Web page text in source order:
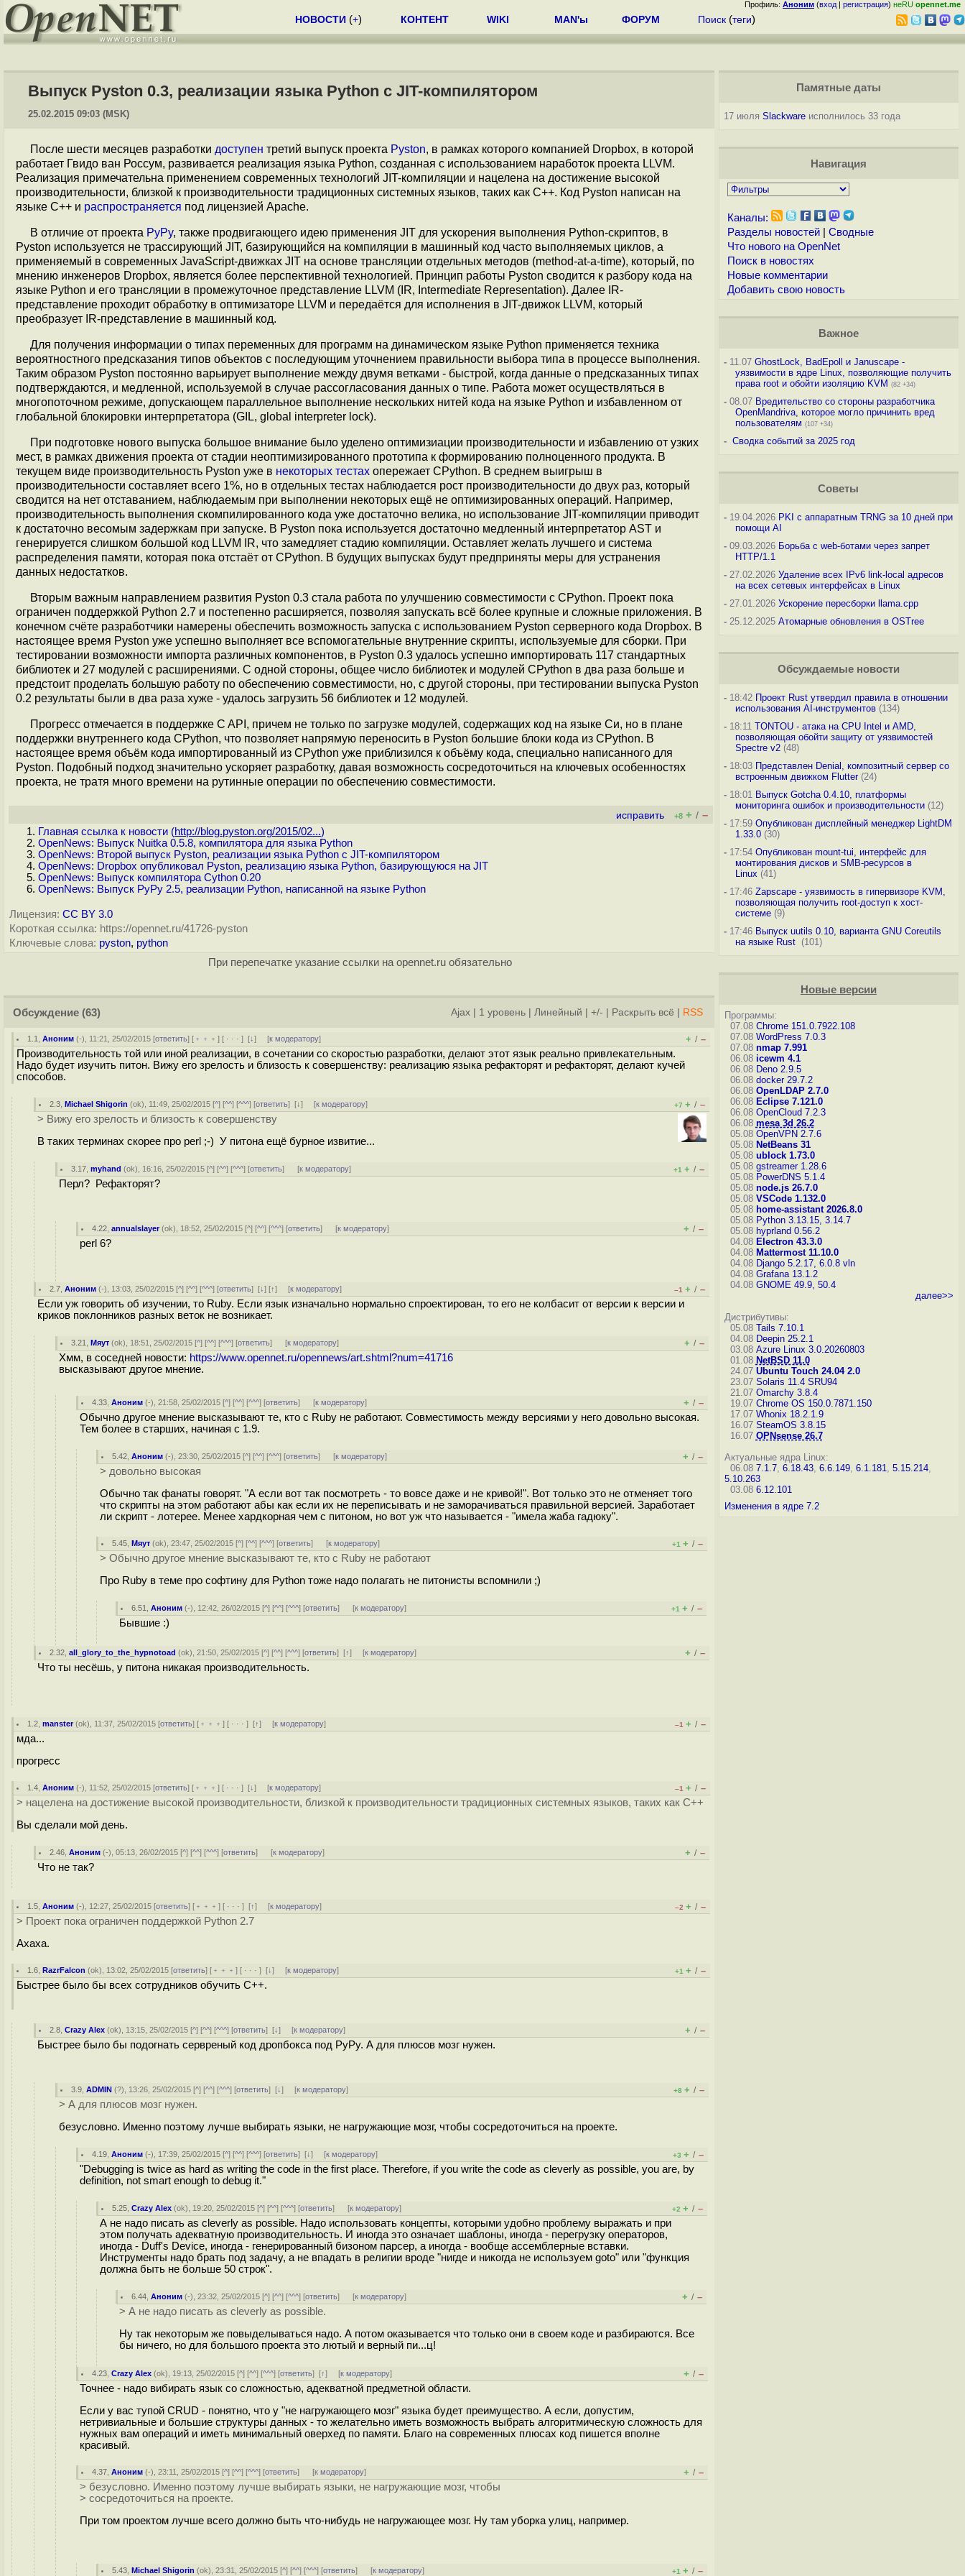
Профиль: Аноним (вход | регистрация) неRU opennet.me
НОВОСТИ (+) КОНТЕНТ WIKI MAN'ы ФОРУМ Поиск (теги)
Выпуск Pyston 0.3, реализации языка Python с JIT-компилятором
25.02.2015 09:03 (MSK)
После шести месяцев разработки доступен третий выпуск проекта Pyston, в рамках которого компанией Dropbox, в которой
работает Гвидо ван Россум, развивается реализация языка Python, созданная с использованием наработок проекта LLVM.
Реализация примечательна применением современных технологий JIT-компиляции и нацелена на достижение высокой
производительности, близкой к производительности традиционных системных языков, таких как C++. Код Pyston написан на
языке C++ и распространяется под лицензией Apache.
В отличие от проекта PyPy, также продвигающего идею применения JIT для ускорения выполнения Python-скриптов, в
Pyston используется не трассирующий JIT, базирующийся на компиляции в машинный код часто выполняемых циклов, а
применяемый в современных JavaScript-движках JIT на основе трансляции отдельных методов (method-at-a-time), который, по
мнению инженеров Dropbox, является более перспективной технологией. Принцип работы Pyston сводится к разбору кода на
языке Python и его трансляции в промежуточное представление LLVM (IR, Intermediate Representation). Далее IR-
представление проходит обработку в оптимизаторе LLVM и передаётся для исполнения в JIT-движок LLVM, который
преобразует IR-представление в машинный код.
Для получения информации о типах переменных для программ на динамическом языке Python применяется техника
вероятностного предсказания типов объектов с последующим уточнением правильности выбора типа в процессе выполнения.
Таким образом Pyston постоянно варьирует выполнение между двумя ветками - быстрой, когда данные о предсказанных типах
подтверждаются, и медленной, используемой в случае рассогласования данных о типе. Работа может осуществляться в
многопоточном режиме, допускающем параллельное выполнение нескольких нитей кода на языке Python и избавленном от
глобальной блокировки интерпретатора (GIL, global interpreter lock).
При подготовке нового выпуска большое внимание было уделено оптимизиации производительности и избавлению от узких
мест, в рамках движения проекта от стадии неоптимизированного прототипа к формированию полноценного продукта. В
текущем виде производительность Pyston уже в некоторых тестах опережает CPython. В среднем выигрыш в
производительности составляет всего 1%, но в отдельных тестах наблюдается рост производительности до двух раз, который
сводится на нет отставанием, наблюдаемым при выполнении некоторых ещё не оптимизированных операций. Например,
производительность выполнения скомпилированного кода уже достаточно велика, но использование JIT-компиляции приводит
к достаточно весомым задержкам при запуске. В Pyston пока используется достаточно медленный интерпретатор AST и
генерируется слишком большой код LLVM IR, что замедляет стадию компиляции. Оставляет желать лучшего и система
распределения памяти, которая пока отстаёт от CPython. В будущих выпусках будут предприняты меры для устранения
данных недостатков.
Вторым важным направлением развития Pyston 0.3 стала работа по улучшению совместимости с CPython. Проект пока
ограничен поддержкой Python 2.7 и постепенно расширяется, позволяя запускать всё более крупные и сложные приложения. В
конечном счёте разработчики намерены обеспечить возможность запуска с использованием Pyston серверного кода Dropbox. В
настоящее время Pyston уже успешно выполняет все вспомогательные внутренние скрипты, используемые для сборки. При
тестировании возможности импорта различных компонентов, в Pyston 0.3 удалось успешно импортировать 117 стандартных
библиотек и 27 модулей с расширениями. С одной стороны, общее число библиотек и модулей CPython в два раза больше и
предстоит проделать большую работу по обеспечению совместимости, но, с другой стороны, при тестировании выпуска Pyston
0.2 результаты были в два раза хуже - удалось загрузить 56 библиотек и 12 модулей.
Прогресс отмечается в поддержке C API, причем не только по загрузке модулей, содержащих код на языке Си, но в плане
поддержки внутреннего кода CPython, что позволяет напрямую переносить в Pyston большие блоки кода из CPython. В
настоящее время объём кода импортированный из CPython уже приблизился к объёму кода, специально написанного для
Pyston. Подобный подход значительно ускоряет разработку, давая возможность сосредоточиться на ключевых особенностях
проекта, не тратя много времени на рутинные операции по обеспечению совместимости.
исправить +8 + / –
Главная ссылка к новости (http://blog.pyston.org/2015/02...)
OpenNews: Выпуск Nuitka 0.5.8, компилятора для языка Python
OpenNews: Второй выпуск Pyston, реализации языка Python с JIT-компилятором
OpenNews: Dropbox опубликовал Pyston, реализацию языка Python, базирующуюся на JIT
OpenNews: Выпуск компилятора Cython 0.20
OpenNews: Выпуск PyPy 2.5, реализации Python, написанной на языке Python
Лицензия: CC BY 3.0
Короткая ссылка: https://opennet.ru/41726-pyston
Ключевые слова: pyston, python
При перепечатке указание ссылки на opennet.ru обязательно
Обсуждение (63) Ajax 1 уровень Линейный +/- Раскрыть всё RSS
1.1 ,Аноним (-), 11:21, 25/02/2015 [ответить] [ ﹢﹢﹢] [ · · ·][↓] [к модератору] + / –
Производительность той или иной реализации, в сочетании со скоростью разработки, делают этот язык реально привлекательным.
Надо будет изучить питон. Вижу его зрелость и близость к совершенству: реализацию языка рефакторят и рефакторят, делают кучей
способов.
2.3 ,Michael Shigorin (ok), 11:49, 25/02/2015 [^] [^^] [^^^] [ответить][↓] [к модератору] +7 + / –
> Вижу его зрелость и близость к совершенству
В таких терминах скорее про perl ;-) У питона ещё бурное извитие...
3.17 ,myhand (ok), 16:16, 25/02/2015 [^] [^^] [^^^] [ответить] [к модератору] +1 + / –
Перл? Рефакторят?
4.22 ,annualslayer(ok), 18:52, 25/02/2015 [^] [^^] [^^^] [ответить] [к модератору] + / –
perl 6?
2.7 ,Аноним (-), 13:03, 25/02/2015 [^] [^^] [^^^] [ответить][↓] [↑] [к модератору] –1 + / –
Если уж говорить об изучении, то Ruby. Если язык изначально нормально спроектирован, то его не колбасит от версии к версии и
криков поклонников разных веток не возникает.
3.21 ,Мяут (ok), 18:51, 25/02/2015 [^] [^^] [^^^] [ответить] [к модератору] + / –
Хмм, в соседней новости: https://www.opennet.ru/opennews/art.shtml?num=41716
высказывают другое мнение.
4.33 ,Аноним (-), 21:58, 25/02/2015 [^] [^^] [^^^] [ответить] [к модератору] + / –
Обычно другое мнение высказывают те, кто с Ruby не работают. Совместимость между версиями у него довольно высокая.
Тем более в старших, начиная с 1.9.
5.42 ,Аноним (-), 23:30, 25/02/2015 [^] [^^] [^^^] [ответить] [к модератору] + / –
> довольно высокая
Обычно так фанаты говорят. "А если вот так посмотреть - то вовсе даже и не кривой!". Вот только это не отменяет того
что скрипты на этом работают абы как если их не переписывать и не заморачиваться правильной версией. Заработает
ли скрипт - лотерее. Менее хардкорная чем с питоном, но вот уж что называется - "имела жаба гадюку".
5.45 ,Мяут (ok), 23:47, 25/02/2015 [^] [^^] [^^^] [ответить] [к модератору] +1 + / –
> Обычно другое мнение высказывают те, кто с Ruby не работают
Про Ruby в теме про софтину для Python тоже надо полагать не питонисты вспомнили ;)
6.51 ,Аноним (-), 12:42, 26/02/2015 [^] [^^] [^^^] [ответить] [к модератору] +1 + / –
Бывшие :)
2.32 ,all_glory_to_the_hypnotoad (ok), 21:50, 25/02/2015 [^] [^^] [^^^] [ответить][↑] [к модератору] + / –
Что ты несёшь, у питона никакая производительность.
1.2 ,manster(ok), 11:37, 25/02/2015 [ответить] [ ﹢﹢﹢] [ · · ·][↑] [к модератору] –1 + / –
мда...
прогресс
1.4 ,Аноним (-), 11:52, 25/02/2015 [ответить] [ ﹢﹢﹢] [ · · ·][↓] [к модератору] –1 + / –
> нацелена на достижение высокой производительности, близкой к производительности традиционных системных языков, таких как C++
Вы сделали мой день.
2.46 ,Аноним (-), 05:13, 26/02/2015 [^] [^^] [^^^] [ответить] [к модератору] + / –
Что не так?
1.5 ,Аноним (-), 12:27, 25/02/2015 [ответить] [ ﹢﹢﹢] [ · · ·][↑] [к модератору] –2 + / –
> Проект пока ограничен поддержкой Python 2.7
Ахаха.
1.6 ,RazrFalcon (ok), 13:02, 25/02/2015 [ответить] [ ﹢﹢﹢] [ · · ·][↓] [к модератору] +1 + / –
Быстрее было бы всех сотрудников обучить С++.
2.8 ,Crazy Alex (ok), 13:15, 25/02/2015 [^] [^^] [^^^] [ответить][↓] [к модератору] + / –
Быстрее было бы подогнать сервреный код дропбокса под PyPy. А для плюсов мозг нужен.
3.9 ,ADMIN (?), 13:26, 25/02/2015 [^] [^^] [^^^] [ответить][↓] [к модератору] +8 + / –
> А для плюсов мозг нужен.
безусловно. Именно поэтому лучше выбирать языки, не нагружающие мозг, чтобы сосредоточиться на проекте.
4.19 ,Аноним (-), 17:39, 25/02/2015 [^] [^^] [^^^] [ответить][↓] [к модератору] +3 + / –
"Debugging is twice as hard as writing the code in the first place. Therefore, if you write the code as cleverly as possible, you are, by
definition, not smart enough to debug it."
5.25 ,Crazy Alex (ok), 19:20, 25/02/2015 [^] [^^] [^^^] [ответить] [к модератору] +2 + / –
А не надо писать as cleverly as possible. Надо использовать концепты, которыми удобно проблему выражать и при
этом получать адекватную производительность. И иногда это означает шаблоны, иногда - перегрузку операторов,
иногда - Duff's Device, иногда - генерированный бизоном парсер, а иногда - вообще ассемблерные вставки.
Инструменты надо брать под задачу, а не впадать в религии вроде "нигде и никогда не используем goto" или "функция
должна быть не больше 50 строк".
6.44 ,Аноним (-), 23:32, 25/02/2015 [^] [^^] [^^^] [ответить] [к модератору] + / –
> А не надо писать as cleverly as possible.
Ну так некоторым же повыделываться надо. А потом оказывается что только они в своем коде и разбираются. Все
бы ничего, но для большого проекта это лютый и верный пи...ц!
4.23 ,Crazy Alex (ok), 19:13, 25/02/2015 [^] [^^] [^^^] [ответить][↑] [к модератору] + / –
Точнее - надо вибирать язык со сложностью, адекватной предметной области.
Если у вас тупой CRUD - понятно, что у "не нагружающего мозг" языка будет преимущество. А если, допустим,
нетривиальные и большие структуры данных - то желательно иметь возможность выбрать алгоритмическую сложность для
нужных вам операций и иметь минимальный оверхед по памяти. Благо на современных плюсах код пишется вполне
красивый.
4.37 ,Аноним (-), 23:11, 25/02/2015 [^] [^^] [^^^] [ответить] [к модератору] + / –
> безусловно. Именно поэтому лучше выбирать языки, не нагружающие мозг, чтобы
> сосредоточиться на проекте.
При том проектом лучше всего должно быть что-нибудь не нагружающее мозг. Ну там уборка улиц, например.
5.43 ,Michael Shigorin (ok), 23:31, 25/02/2015 [^] [^^] [^^^] [ответить] [к модератору] +1 + / –
Памятные даты
17 июля Slackwareисполнилось 33 года
Навигация
Каналы:
Разделы новостей| Сводные
Что нового на OpenNet
Поиск в новостях
Новые комментарии
Добавить свою новость
Важное
-11.07 GhostLock, BadEpoll и Januscape -
уязвимости в ядре Linux, позволяющие получить
права root и обойти изоляцию KVM (82 +34)
-08.07 Вредительство со стороны разработчика
OpenMandriva, которое могло причинить вред
пользователям (107 +34)
- Сводка событий за 2025 год
Советы
-19.04.2026 PKI с аппаратным TRNG за 10 дней при
помощи AI
-09.03.2026 Борьба с web-ботами через запрет
HTTP/1.1
-27.02.2026 Удаление всех IPv6 link-local адресов
на всех сетевых интерфейсах в Linux
-27.01.2026 Ускорение пересборки llama.cpp
-25.12.2025 Атомарные обновления в OSTree
Обсуждаемые новости
-18:42 Проект Rust утвердил правила в отношении
использования AI-инструментов(134)
-18:11 TONTOU - атака на CPU Intel и AMD,
позволяющая обойти защиту от уязвимостей
Spectre v2(48)
-18:03 Представлен Denial, композитный сервер со
встроенным движком Flutter(24)
-18:01 Выпуск Gotcha 0.4.10, платформы
мониторинга ошибок и производительности(12)
-17:59 Опубликован дисплейный менеджер LightDM
1.33.0(30)
-17:54 Опубликован mount-tui, интерфейс для
монтирования дисков и SMB-ресурсов в
Linux (41)
-17:46 Zapscape - уязвимость в гипервизоре KVM,
позволяющая получить root-доступ к хост-
системе(9)
-17:46 Выпуск uutils 0.10, варианта GNU Coreutils
на языке Rust (101)
Новые версии
Программы:
07.08 Chrome 151.0.7922.108
07.08 WordPress 7.0.3
07.08 nmap 7.991
06.08 icewm 4.1
06.08 Deno 2.9.5
06.08 docker 29.7.2
06.08 OpenLDAP 2.7.0
06.08 Eclipse 7.121.0
06.08 OpenCloud 7.2.3
06.08 mesa 3d 26.2
05.08 OpenVPN 2.7.6
05.08 NetBeans 31
05.08 ublock 1.73.0
05.08 gstreamer 1.28.6
05.08 PowerDNS 5.1.4
05.08 node.js 26.7.0
05.08 VSCode 1.132.0
05.08 home-assistant 2026.8.0
05.08 Python 3.13.15, 3.14.7
05.08 hyprland 0.56.2
04.08 Electron 43.3.0
04.08 Mattermost 11.10.0
04.08 Django 5.2.17, 6.0.8 vln
04.08 Grafana 13.1.2
04.08 GNOME 49.9, 50.4
далее>>
Дистрибутивы:
05.08 Tails 7.10.1
04.08 Deepin 25.2.1
03.08 Azure Linux 3.0.20260803
01.08 NetBSD 11.0
24.07 Ubuntu Touch 24.04 2.0
23.07 Solaris 11.4 SRU94
21.07 Omarchy 3.8.4
19.07 Chrome OS 150.0.7871.150
17.07 Whonix 18.2.1.9
16.07 SteamOS 3.8.15
16.07 OPNsense 26.7
Актуальные ядра Linux:
06.08 7.1.7, 6.18.43, 6.6.149, 6.1.181, 5.15.214,
5.10.263
03.08 6.12.101
Изменения в ядре 7.2